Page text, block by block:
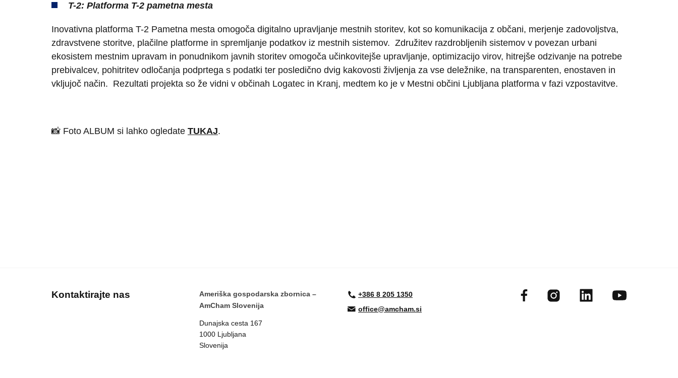
T-2: Platforma T-2 pametna mesta
Inovativna platforma T-2 Pametna mesta omogoča digitalno upravljanje mestnih storitev, kot so komunikacija z občani, merjenje zadovoljstva,
zdravstvene storitve, plačilne platforme in spremljanje podatkov iz mestnih sistemov. Združitev razdrobljenih sistemov v povezan urbani
ekosistem mestnim upravam in ponudnikom javnih storitev omogoča učinkovitejše upravljanje, optimizacijo virov, hitrejše odzivanje na potrebe
prebivalcev, pohitritev odločanja podprtega s podatki ter posledično dvig kakovosti življenja za vse deležnike, na transparenten, enostaven in
vkljujoč način. Rezultati projekta so že vidni v občinah Logatec in Kranj, medtem ko je v Mestni občini Ljubljana platforma v fazi vzpostavitve.
📸 Foto ALBUM si lahko ogledate TUKAJ.
Kontaktirajte nas
Ameriška gospodarska zbornica –
AmCham Slovenija
Dunajska cesta 167
1000 Ljubljana
Slovenija
+386 8 205 1350
office@amcham.si